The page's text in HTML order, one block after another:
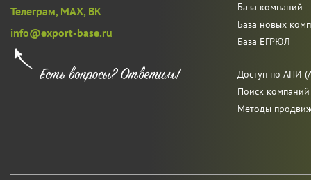
Телеграм, MAX, ВК
info@export-base.ru
База компаний
База новых
База ЕГРЮЛ
Доступ по АПИ
Поиск
Методы